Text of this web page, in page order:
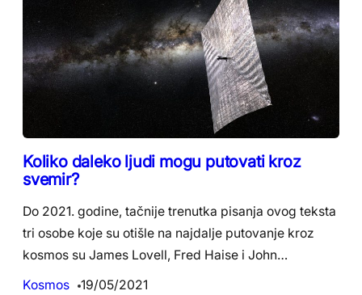
Koliko daleko ljudi mogu putovati kroz
svemir?
Do 2021. godine, tačnije trenutka pisanja ovog teksta
tri osobe koje su otišle na najdalje putovanje kroz
kosmos su James Lovell, Fred Haise i John…
Kosmos
19/05/2021